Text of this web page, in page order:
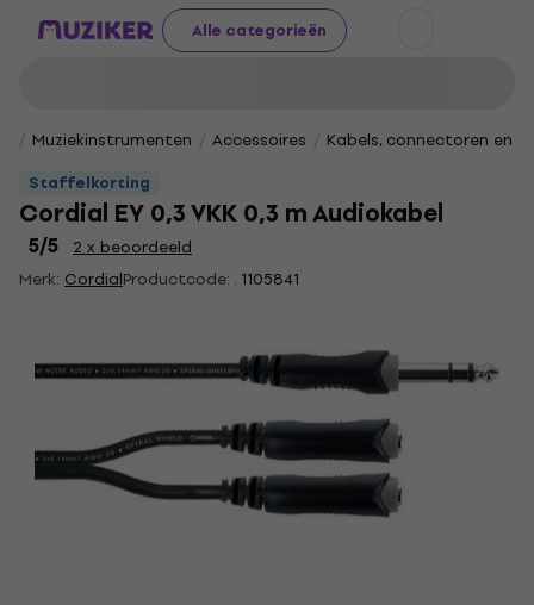
Alle categorieën
Muziekinstrumenten Accessoires
Kabels, connectoren en
Staffelkorting
Cordial EY 0,3 VKK 0,3 m Audiokabel
5/5
2 x beoordeeld
Merk: CordialProductcode: . 1105841